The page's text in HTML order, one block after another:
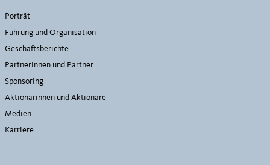
Porträt
Führung und Organisation
Geschäftsberichte
Partnerinnen und Partner
Sponsoring
Aktionärinnen und Aktionäre
Medien
Karriere